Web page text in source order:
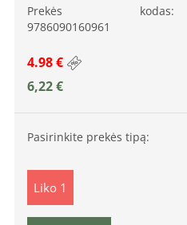
Prekės kodas:
9786090160961
4.98 €
6,22€
Pasirinkite prekės tipą:
Liko 1